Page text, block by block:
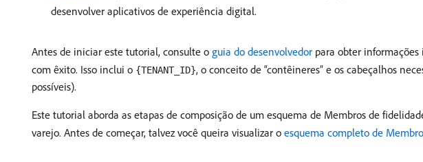
desenvolver aplicativos de experiência digital.
Antes de iniciar este tutorial, consulte o guia do desenvolvedor para obter informações
com êxito. Isso inclui o {TENANT_ID}, o conceito de “contêineres” e os cabeçalhos
possíveis).
Este tutorial aborda as etapas de composição de um esquema de Membros de
varejo. Antes de começar, talvez você queira visualizar o esquema completo de